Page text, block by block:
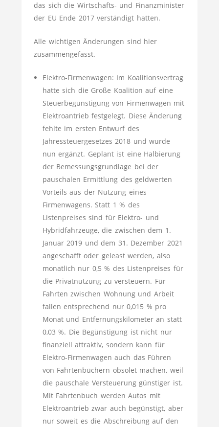
das sich die Wirtschafts- und Finanzminister
der EU Ende 2017 verständigt hatten.
Alle wichtigen Änderungen sind hier
zusammengefasst.
Elektro-Firmenwagen: Im Koalitionsvertrag
hatte sich die Große Koalition auf eine
Steuerbegünstigung von Firmenwagen mit
Elektroantrieb festgelegt. Diese Änderung
fehlte im ersten Entwurf des
Jahressteuergesetzes 2018 und wurde
nun ergänzt. Geplant ist eine Halbierung
der Bemessungsgrundlage bei der
pauschalen Ermittlung des geldwerten
Vorteils aus der Nutzung eines
Firmenwagens. Statt 1 % des
Listenpreises sind für Elek­tro- und
Hybridfahrzeuge, die zwischen dem 1.
Januar 2019 und dem 31. Dezember 2021
angeschafft oder geleast werden, also
monatlich nur 0,5 % des Listenpreises für
die Privatnutzung zu versteuern. Für
Fahrten zwischen Wohnung und Arbeit
fallen entsprechend nur 0,015 % pro
Monat und Entfernungskilometer an statt
0,03 %. Die Begünstigung ist nicht nur
finanziell attraktiv, sondern kann für
Elektro-Firmenwagen auch das Führen
von Fahrtenbüchern obsolet machen, weil
die pauschale Versteuerung günstiger ist.
Mit Fahrtenbuch werden Autos mit
Elektroantrieb zwar auch begünstigt, aber
nur soweit es die Abschreibung auf den